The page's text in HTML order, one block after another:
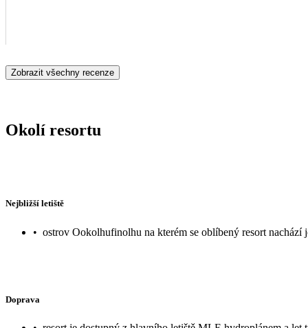
Zobrazit všechny recenze
Okolí resortu
Nejbližší letiště
• ostrov Ookolhufinolhu na kterém se oblíbený resort
Doprava